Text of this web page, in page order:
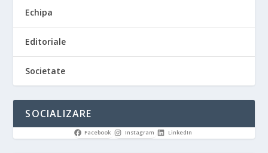
Echipa
Editoriale
Societate
SOCIALIZARE
Facebook Instagram LinkedIn